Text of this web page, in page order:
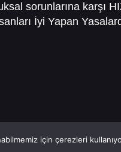
sorunlarına karşı
İyi Yapan
için çerezleri